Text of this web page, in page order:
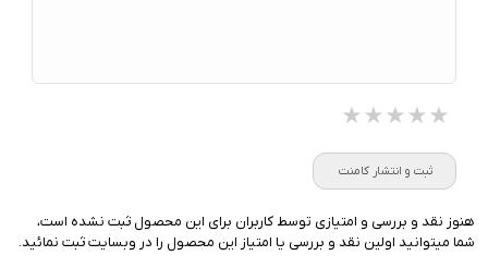
★★★★★
★★★★★
★★★★★
ثبت و انتشار کامنت
هنوز نقد و بررسی و امتیازی توسط کاربران برای این محصول ثبت نشده است،
شما میتوانید اولین نقد و بررسی یا امتیاز این محصول را در وبسایت ثبت نمائید.